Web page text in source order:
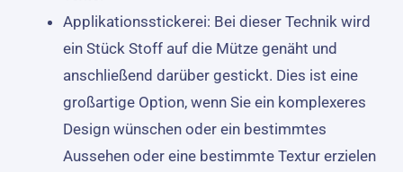
Applikationsstickerei: Bei dieser Technik wird
ein Stück Stoff auf die Mütze genäht und
anschließend darüber gestickt. Dies ist eine
großartige Option, wenn Sie ein komplexeres
Design wünschen oder ein bestimmtes
Aussehen oder eine bestimmte Textur erzielen